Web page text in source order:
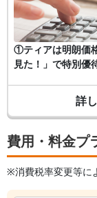
費用・料金プ
※消費税率変更等に
①ティアは明朗価
見た！」で特別優
詳